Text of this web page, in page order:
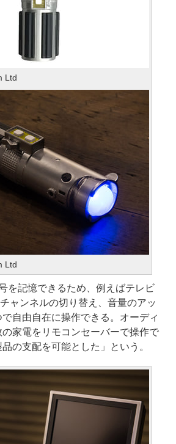
Ltd
Ltd
を記憶できるため、例えばテレビ
ャンネルの切り替え、音量のアッ
自由自在に操作できる。オーディ
家電をリモコンセーバーで操作で
の支配を可能とした」という。